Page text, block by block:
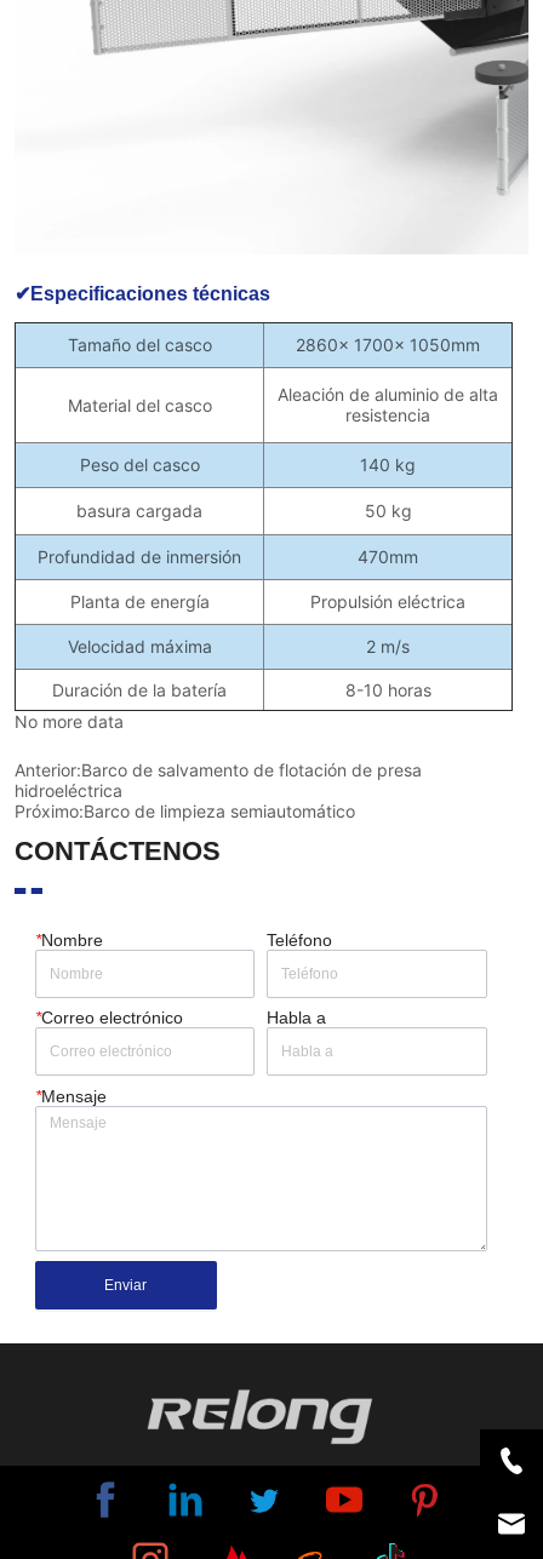
No more data
Anterior:Barco de salvamento de flotación de presa
hidroeléctrica
Próximo:Barco de limpieza semiautomático
CONTÁCTENOS
*Nombre Teléfono
*Correo electrónico Habla a
*Mensaje
Enviar